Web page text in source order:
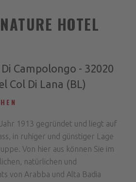
HOTEL
Campolongo - 32020
Col Di Lana (BL)
1913 gegründet und liegt auf
in ruhiger und günstiger Lage
Von hier aus können Sie im
natürlichen und
von Arabba und Alta Badia